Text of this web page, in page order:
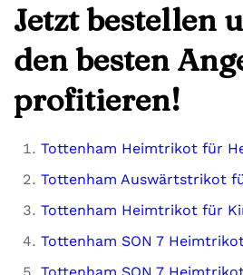
Jetzt bestellen
den besten
profitieren!
Tottenham Heimtrikot für
Tottenham Auswärtstrikot
Tottenham Heimtrikot für
Tottenham SON 7